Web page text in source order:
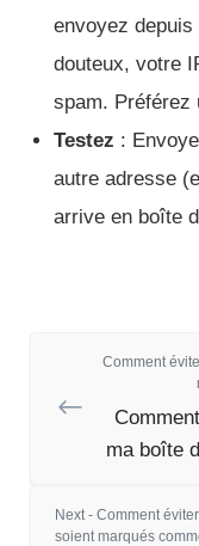
envoyez
douteux, votre
spam. Préférez
Testez :
autre adresse
arrive en boîte
Comment
ma boîte
Next - Comment
soient marqués